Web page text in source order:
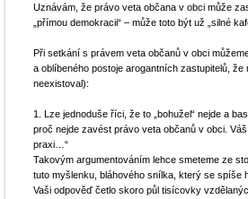
Uznávám, že právo veta občana v obci může
„přímou demokracii“ – může toto být už „silné
Při setkání s právem veta občanů v obci
a oblíbeného postoje arogantních zastupitelů,
neexistoval):
1. Lze jednoduše říci, že to „bohužel“ nejde a
proč nejde zavést právo veta občanů v obci.
praxi…“
Takovým argumentováním lehce smeteme ze
tuto myšlenku, bláhového snílka, který se spíše
Vaši odpověď četlo skoro půl tisícovky